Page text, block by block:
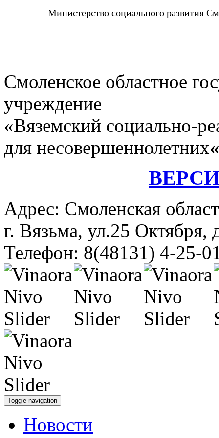
Министерство социального развития
Смоленское областное
учреждение
«Вяземский социально-
для несовершеннолетних
Адрес: Смоленская
г. Вязьма, ул.25 Октября,
Телефон: 8(48131) 4-25-
Toggle navigation
Новости